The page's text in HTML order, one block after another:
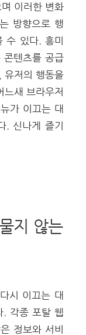
며 이러한 변화
방향으로 행
수 있다. 흥미
콘텐츠를 공급
유저의 행동을
새 브라우저
가 이끄는 대
. 신나게 즐기
지 않는
시 이끄는 대
. 각종 포탈 웹
정보와 서비